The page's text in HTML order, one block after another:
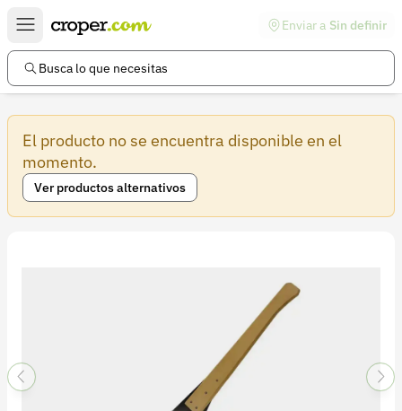
Enviar a Sin definir
Busca lo que necesitas
El producto no se encuentra disponible en el
momento.
Ver productos alternativos
Enlaces de interés
Preguntas frecuentes
Ayuda
Información legal
Términos y condiciones
Registrarse